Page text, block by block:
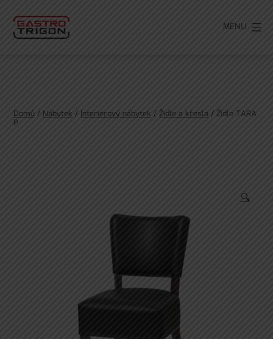
obsahu MENU
Domů/Nábytek/Interiérový nábytek/Židle a křesla/ Židle TARA
P
🔍